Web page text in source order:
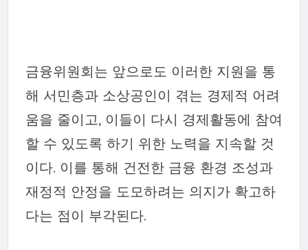
금융위원회는 앞으로도 이러한 지원을 통
해 서민층과 소상공인이 겪는 경제적 어려
움을 줄이고, 이들이 다시 경제활동에 참여
할 수 있도록 하기 위한 노력을 지속할 것
이다. 이를 통해 건전한 금융 환경 조성과
재정적 안정을 도모하려는 의지가 확고하
다는 점이 부각된다.